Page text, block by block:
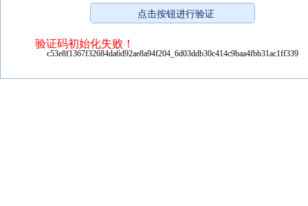
验证码初始化失败！
c53e8f1367f32684da6d92ae8a94f204_6d03ddb30c414c9baa4fbb31ac1ff339